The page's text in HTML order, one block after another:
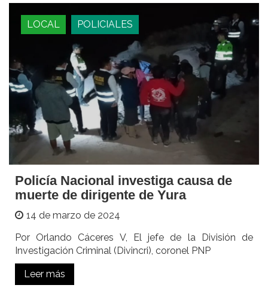
LOCAL POLICIALES
Policía Nacional investiga causa de
muerte de dirigente de Yura
14 de marzo de 2024
Por Orlando Cáceres V, El jefe de la División de
Investigación Criminal (Divincri), coronel PNP
Leer más